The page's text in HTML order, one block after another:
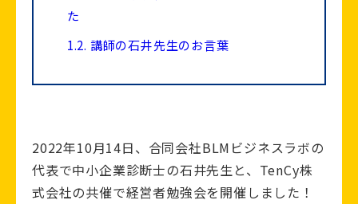
た
1.2. 講師の石井先生のお言葉
2022年10月14日、合同会社BLMビジネスラボの
代表で中小企業診断士の石井先生と、TenCy株
式会社の共催で経営者勉強会を開催しました！